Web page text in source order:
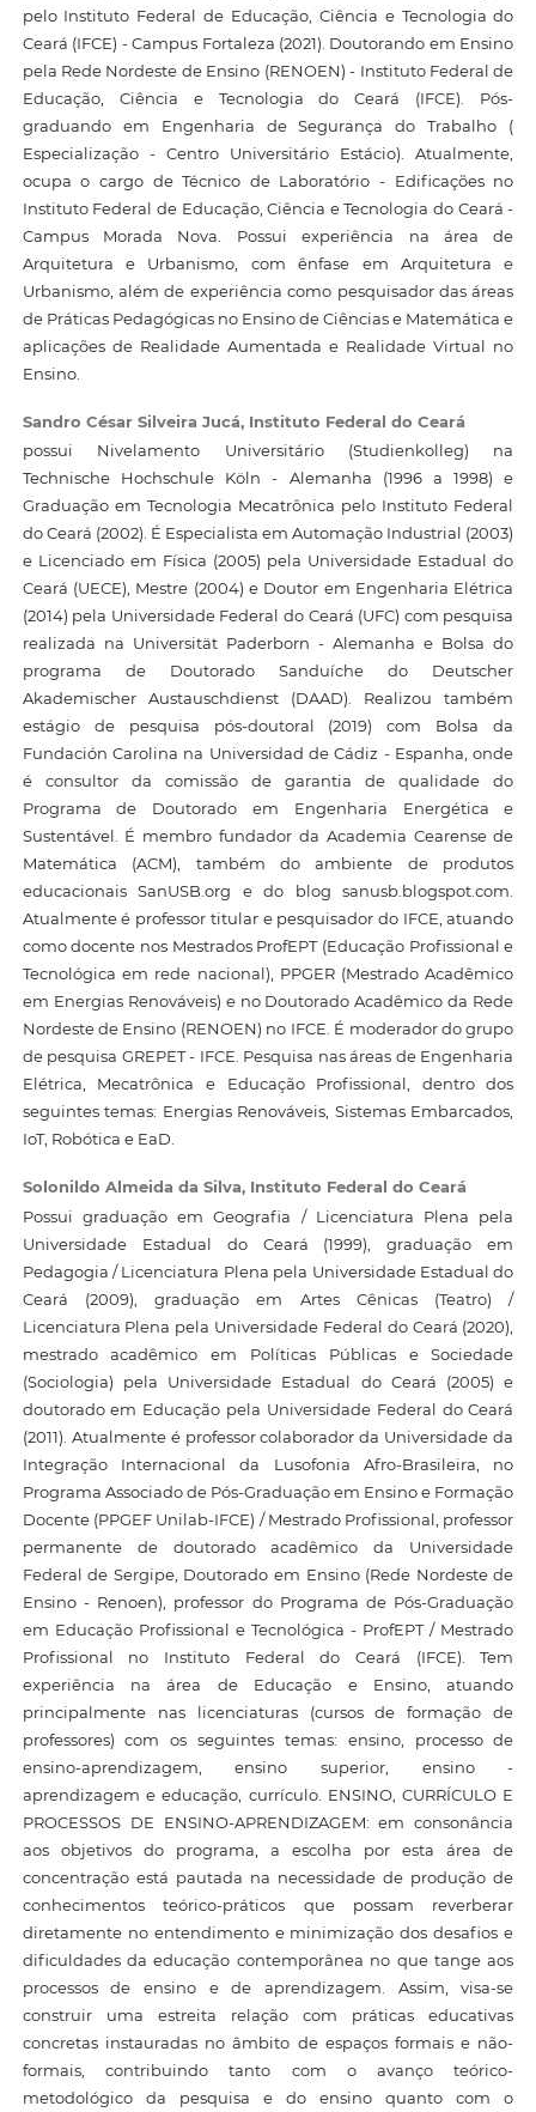
pelo Instituto Federal de Educação, Ciência e Tecnologia do
Ceará (IFCE) - Campus Fortaleza (2021). Doutorando em Ensino
pela Rede Nordeste de Ensino (RENOEN) - Instituto Federal de
Educação, Ciência e Tecnologia do Ceará (IFCE). Pós-
graduando em Engenharia de Segurança do Trabalho (
Especialização - Centro Universitário Estácio). Atualmente,
ocupa o cargo de Técnico de Laboratório - Edificações no
Instituto Federal de Educação, Ciência e Tecnologia do Ceará -
Campus Morada Nova. Possui experiência na área de
Arquitetura e Urbanismo, com ênfase em Arquitetura e
Urbanismo, além de experiência como pesquisador das áreas
de Práticas Pedagógicas no Ensino de Ciências e Matemática e
aplicações de Realidade Aumentada e Realidade Virtual no
Ensino.
Sandro César Silveira Jucá, Instituto Federal do Ceará
possui Nivelamento Universitário (Studienkolleg) na
Technische Hochschule Köln - Alemanha (1996 a 1998) e
Graduação em Tecnologia Mecatrônica pelo Instituto Federal
do Ceará (2002). É Especialista em Automação Industrial (2003)
e Licenciado em Física (2005) pela Universidade Estadual do
Ceará (UECE), Mestre (2004) e Doutor em Engenharia Elétrica
(2014) pela Universidade Federal do Ceará (UFC) com pesquisa
realizada na Universität Paderborn - Alemanha e Bolsa do
programa de Doutorado Sanduíche do Deutscher
Akademischer Austauschdienst (DAAD). Realizou também
estágio de pesquisa pós-doutoral (2019) com Bolsa da
Fundación Carolina na Universidad de Cádiz - Espanha, onde
é consultor da comissão de garantia de qualidade do
Programa de Doutorado em Engenharia Energética e
Sustentável. É membro fundador da Academia Cearense de
Matemática (ACM), também do ambiente de produtos
educacionais SanUSB.org e do blog sanusb.blogspot.com.
Atualmente é professor titular e pesquisador do IFCE, atuando
como docente nos Mestrados ProfEPT (Educação Profissional e
Tecnológica em rede nacional), PPGER (Mestrado Acadêmico
em Energias Renováveis) e no Doutorado Acadêmico da Rede
Nordeste de Ensino (RENOEN) no IFCE. É moderador do grupo
de pesquisa GREPET - IFCE. Pesquisa nas áreas de Engenharia
Elétrica, Mecatrônica e Educação Profissional, dentro dos
seguintes temas: Energias Renováveis, Sistemas Embarcados,
IoT, Robótica e EaD.
Solonildo Almeida da Silva, Instituto Federal do Ceará
Possui graduação em Geografia / Licenciatura Plena pela
Universidade Estadual do Ceará (1999), graduação em
Pedagogia / Licenciatura Plena pela Universidade Estadual do
Ceará (2009), graduação em Artes Cênicas (Teatro) /
Licenciatura Plena pela Universidade Federal do Ceará (2020),
mestrado acadêmico em Políticas Públicas e Sociedade
(Sociologia) pela Universidade Estadual do Ceará (2005) e
doutorado em Educação pela Universidade Federal do Ceará
(2011). Atualmente é professor colaborador da Universidade da
Integração Internacional da Lusofonia Afro-Brasileira, no
Programa Associado de Pós-Graduação em Ensino e Formação
Docente (PPGEF Unilab-IFCE) / Mestrado Profissional, professor
permanente de doutorado acadêmico da Universidade
Federal de Sergipe, Doutorado em Ensino (Rede Nordeste de
Ensino - Renoen), professor do Programa de Pós-Graduação
em Educação Profissional e Tecnológica - ProfEPT / Mestrado
Profissional no Instituto Federal do Ceará (IFCE). Tem
experiência na área de Educação e Ensino, atuando
principalmente nas licenciaturas (cursos de formação de
professores) com os seguintes temas: ensino, processo de
ensino-aprendizagem, ensino superior, ensino -
aprendizagem e educação, currículo. ENSINO, CURRÍCULO E
PROCESSOS DE ENSINO-APRENDIZAGEM: em consonância
aos objetivos do programa, a escolha por esta área de
concentração está pautada na necessidade de produção de
conhecimentos teórico-práticos que possam reverberar
diretamente no entendimento e minimização dos desafios e
dificuldades da educação contemporânea no que tange aos
processos de ensino e de aprendizagem. Assim, visa-se
construir uma estreita relação com práticas educativas
concretas instauradas no âmbito de espaços formais e não-
formais, contribuindo tanto com o avanço teórico-
metodológico da pesquisa e do ensino quanto com o